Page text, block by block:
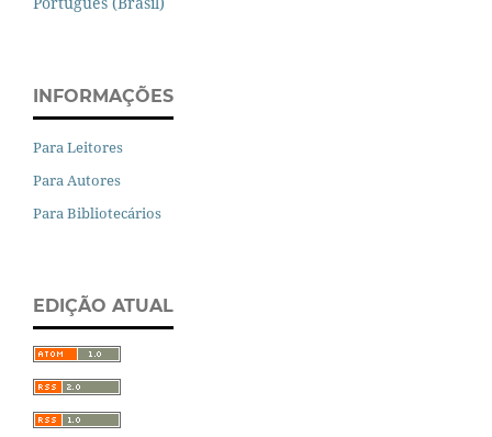
INFORMAÇÕES
Para Leitores
Para Autores
Para Bibliotecários
EDIÇÃO ATUAL